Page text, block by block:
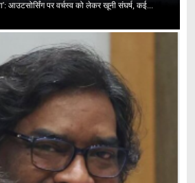
आउटसोर्सिंग पर वर्चस्व को लेकर खूनी संघर्ष, कई...